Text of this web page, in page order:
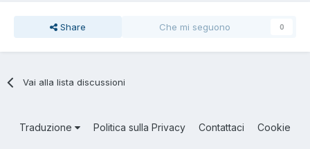
Share Che mi seguono 0
Vai alla lista discussioni
Traduzione Politica sulla Privacy Contattaci Cookie